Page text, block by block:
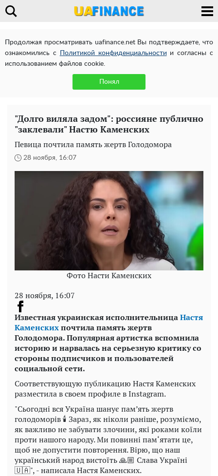
Продолжая просматривать uafinance.net Вы подтверждаете, что
ознакомились с
Политикой конфиденциальности и согласны с
использованием файлов cookie.
Понял
"Долго виляла задом": россияне публично
"заклевали" Настю Каменских
Певица почтила память жертв Голодомора
28 ноября, 16:07
Фото Насти Каменских
28 ноября, 16:07
Известная украинская исполнительницаНастя
Каменскихпочтила память жертв
Голодомора. Популярная артистка вспомнила
историю и нарвалась на серьезную критику со
стороны подписчиков и пользователей
социальной сети.
Соответствующую публикацию Настя Каменских
разместила в своем профиле в Instagram.
"Сьогодні вся Україна шанує пам’ять жертв
голодоморів 🕯️ Зараз, як ніколи раніше, розуміємо,
як важливо не забувати злочини, які роками коїли
проти нашого народу. Ми повинні пам‘ятати це,
щоб не допустити повторення. Вірю, що наш
український народ вистоїть 🙏🏼 Слава Україні
🇺🇦", - написала Настя Каменских.